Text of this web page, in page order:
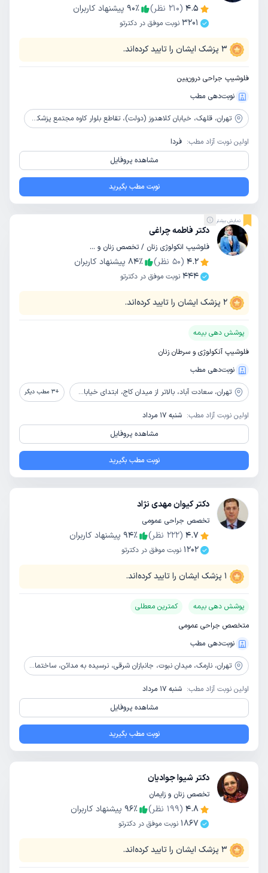
4.5
(
210 نظر) 90٪
پیشنهاد کاربران
3201 نوبت موفق در دکترتو
3 پزشک ایشان را تایید کرده‌اند.
فلوشیپ جراحی درون‌بین
نوبت‌دهی مطب
تهران، قلهک، خیابان کلاهدوز (دولت)، تقاطع بلوار کاوه مجتمع پزشکی جراحی جام جم، طبقه سوم، واحد11
اولین نوبت آزاد مطب: فردا
مشاهده پروفایل
نوبت مطب بگیرید
نمایش بیشتر
دکتر فاطمه چراغی
فلوشیپ انکولوژی زنان / تخصص زنان و زایمان
4.2
(
50 نظر) 84٪
پیشنهاد کاربران
444 نوبت موفق در دکترتو
2 پزشک ایشان را تایید کرده‌اند.
پوشش دهی بیمه
فلوشیپ آنکولوژی و سرطان زنان
نوبت‌دهی مطب
تهران، سعادت آباد، بالاتر از میدان کاج، ابتدای خیابان نهم، پلاک 1، ساختمان پزشکان کاج، طبقه دوم، واحد 13 +
3 مطب دیگر
اولین نوبت آزاد مطب: شنبه 17 مرداد
مشاهده پروفایل
نوبت مطب بگیرید
دکتر کیوان مهدی نژاد
تخصص جراحی عمومی
4.7
(
222 نظر) 94٪
پیشنهاد کاربران
1202 نوبت موفق در دکترتو
1 پزشک ایشان را تایید کرده‌اند.
پوشش دهی بیمه
کمترین معطلی
متخصص جراحی عمومی
نوبت‌دهی مطب
تهران، نارمک، میدان نبوت، جانبازان شرقی، نرسیده به مدائن، ساختمان پزشکان ایران زمین، پلاک 437، طبقه 2، واحد 4
اولین نوبت آزاد مطب: شنبه 17 مرداد
مشاهده پروفایل
نوبت مطب بگیرید
دکتر شیوا جوادیان
تخصص زنان و زایمان
4.8
(
199 نظر) 96٪
پیشنهاد کاربران
1867 نوبت موفق در دکترتو
3 پزشک ایشان را تایید کرده‌اند.